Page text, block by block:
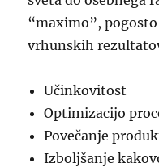
“maximo”,
vrhunskih
Učinkovitost
Optimizacijo
Povečanje
Izboljšanje